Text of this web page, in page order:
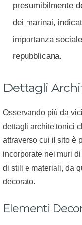
presumibilmente
dei marinai,
importanza
repubblicana.
Dettagli
Osservando più da
dettagli architettonici
attraverso cui il sito è
incorporate nei muri
di stili e materiali, da
decorato.
Elementi